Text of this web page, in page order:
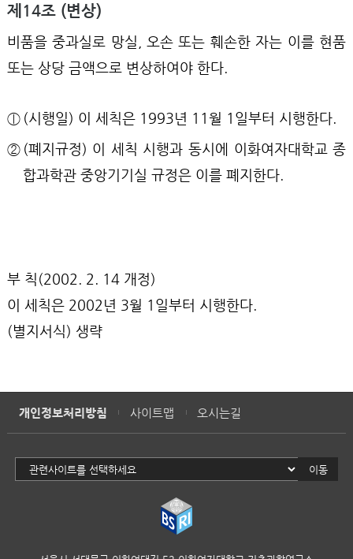
제14조 (변상)
비품을 중과실로 망실, 오손 또는 훼손한 자는 이를 현품
또는 상당 금액으로 변상하여야 한다.
ⓛ (시행일) 이 세칙은 1993년 11월 1일부터 시행한다.
② (폐지규정) 이 세칙 시행과 동시에 이화여자대학교 종
합과학관 중앙기기실 규정은 이를 폐지한다.
부 칙(2002. 2. 14 개정)
이 세칙은 2002년 3월 1일부터 시행한다.
(별지서식) 생략
개인정보처리방침 사이트맵 오시는길
이동